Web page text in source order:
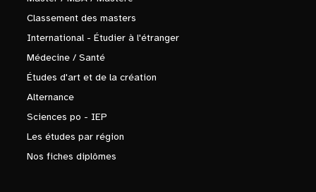
Classement des masters
International - Étudier à l'étranger
Médecine / Santé
Études d'art et de la création
Alternance
Sciences po - IEP
Les études par région
Nos fiches diplômes